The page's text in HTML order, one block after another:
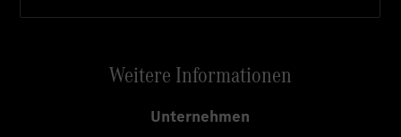
Weitere Informationen
Unternehmen